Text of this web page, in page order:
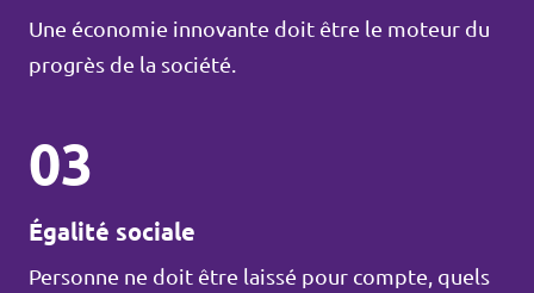
Une économie innovante doit être le moteur du
progrès de la société.
03
Égalité sociale
Personne ne doit être laissé pour compte, quels